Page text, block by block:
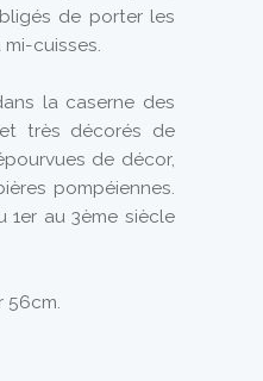
de porter les
cuisses.
la caserne des
très décorés de
de décor,
pompéiennes.
au 3ème siècle
56cm.